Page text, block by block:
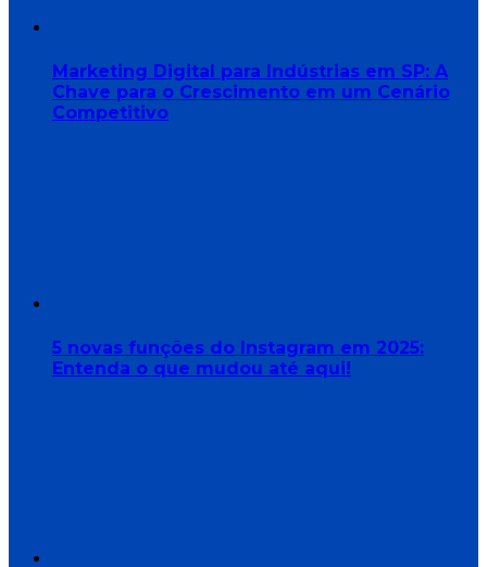
Marketing Digital para Indústrias em SP: A
Chave para o Crescimento em um Cenário
Competitivo
5 novas funções do Instagram em 2025:
Entenda o que mudou até aqui!